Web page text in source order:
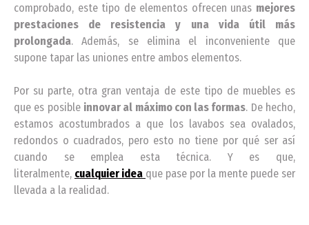
comprobado, este tipo de elementos ofrecen unas mejores
prestaciones de resistencia y una vida útil más
prolongada. Además, se elimina el inconveniente que
supone tapar las uniones entre ambos elementos.
Por su parte, otra gran ventaja de este tipo de muebles es
que es posible innovar al máximo con las formas. De hecho,
estamos acostumbrados a que los lavabos sea ovalados,
redondos o cuadrados, pero esto no tiene por qué ser así
cuando se emplea esta técnica. Y es que,
literalmente, cualquier idea que pase por la mente puede ser
llevada a la realidad.